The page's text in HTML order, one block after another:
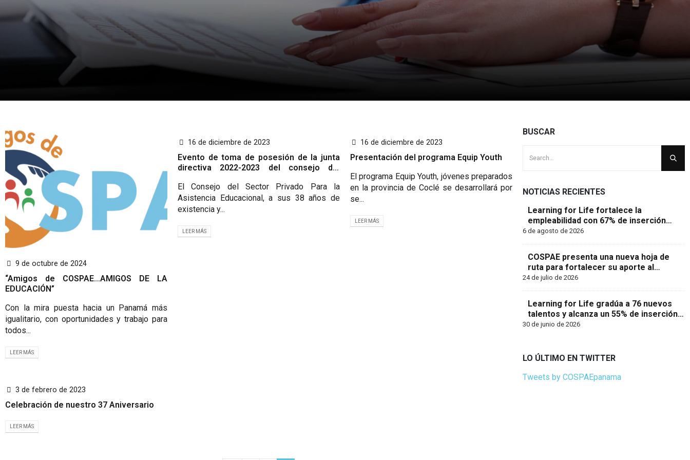
9 de octubre de 2024
“Amigos de COSPAE…AMIGOS DE LA
EDUCACIÓN”
Con la mira puesta hacia un Panamá más
igualitario, con oportunidades y trabajo para
todos...
LEER MÁS
16 de diciembre de 2023
Evento de toma de posesión de la junta
directiva 2022-2023 del consejo del
educacional
El Consejo del Sector Privado Para la
Asistencia Educacional, a sus 38 años de
existencia y...
LEER MÁS
16 de diciembre de 2023
Presentación del programa Equip Youth
El programa Equip Youth, jóvenes preparados
en la provincia de Coclé se desarrollará por
se...
LEER MÁS
3 de febrero de 2023
Celebración de nuestro 37 Aniversario
LEER MÁS
BUSCAR
NOTICIAS RECIENTES
Learning for Life fortalece la
empleabilidad con 67% de inserción
laboral y mantiene abierta su
6 de agosto de 2026
COSPAE presenta una nueva hoja de
ruta para fortalecer su aporte al
desarrollo del talento humano en
24 de julio de 2026
Learning for Life gradúa a 76 nuevos
talentos y alcanza un 55% de inserción
laboral en Panamá
30 de junio de 2026
LO ÚLTIMO EN TWITTER
Tweets by COSPAEpanama